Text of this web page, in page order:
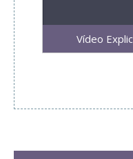
Vídeo